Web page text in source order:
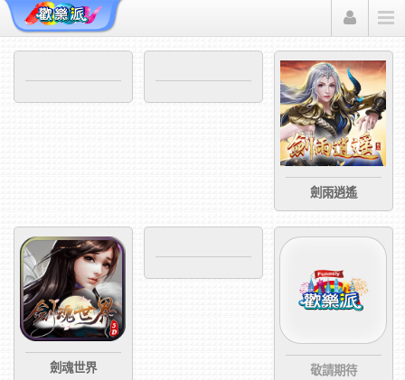
劍雨逍遙
劍魂世界 敬請期待